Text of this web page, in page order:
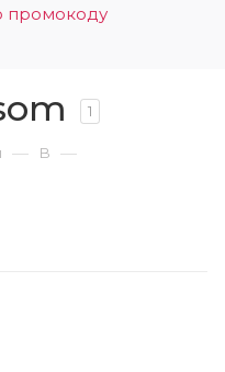
промокоду
1
— B —